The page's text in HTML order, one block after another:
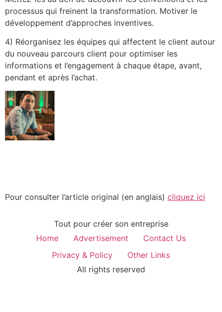
processus qui freinent la transformation. Motiver le
développement d’approches inventives.
4) Réorganisez les équipes qui affectent le client autour
du nouveau parcours client pour optimiser les
informations et l’engagement à chaque étape, avant,
pendant et après l’achat.
Pour consulter l’article original (en anglais) cliquez ici
Tout pour créer son entreprise
Home
Advertisement
Contact Us
Privacy & Policy
Other Links
All rights reserved